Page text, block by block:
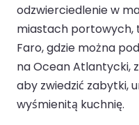
odzwierciedlenie w
miastach portowych,
Faro, gdzie można
na Ocean Atlantycki,
aby zwiedzić zabytki,
wyśmienitą kuchnię.